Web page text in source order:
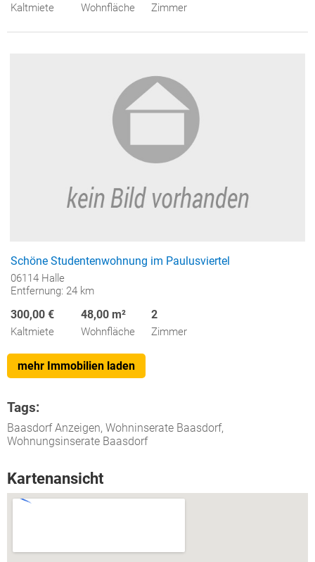
Kaltmiete Wohnfläche Zimmer
Schöne Studentenwohnung im Paulusviertel
06114 Halle
Entfernung: 24 km
300,00 €
Kaltmiete
48,00 m²
Wohnfläche
2
Zimmer
mehr Immobilien laden
Tags:
Baasdorf Anzeigen, Wohninserate Baasdorf,
Wohnungsinserate Baasdorf
Kartenansicht